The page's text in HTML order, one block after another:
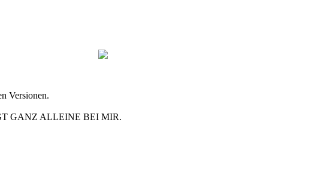
Versionen.
GANZ ALLEINE BEI MIR.